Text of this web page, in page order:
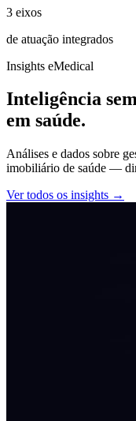
3 eixos
de atuação integrados
Insights eMedical
Inteligência
em saúde.
Análises e dados sobre
imobiliário de saúde —
Ver todos os insights →